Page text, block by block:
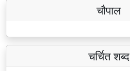
चौपाल
चर्चित शब्द